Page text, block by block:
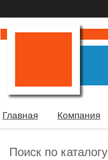
Главная Компания
Поиск по каталогу